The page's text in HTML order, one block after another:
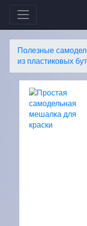
Полезные
из пластиковых